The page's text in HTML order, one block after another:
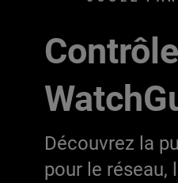
Découvrez la
pour le réseau,